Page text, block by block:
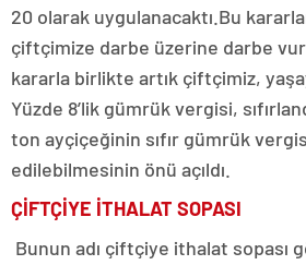
20 olarak uygulanacaktı.Bu
çiftçimize darbe üzerine darbe
kararla birlikte artık çiftçimiz,
Yüzde 8’lik gümrük vergisi,
ton ayçiçeğinin sıfır gümrük
edilebilmesinin önü açıldı.
ÇİFTÇİYE İTHALAT SOPASI
Bunun adı çiftçiye ithalat sopası